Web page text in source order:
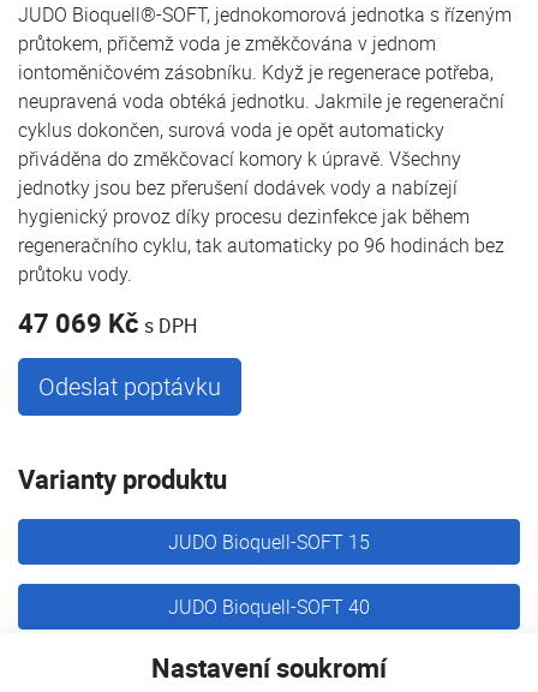
Nastavení soukromí
JUDO Bioquell®-SOFT, jednokomorová jednotka s řízeným
průtokem, přičemž voda je změkčována v jednom
iontoměničovém zásobníku. Když je regenerace potřeba,
neupravená voda obtéká jednotku. Jakmile je regenerační
cyklus dokončen, surová voda je opět automaticky
přiváděna do změkčovací komory k úpravě. Všechny
jednotky jsou bez přerušení dodávek vody a nabízejí
hygienický provoz díky procesu dezinfekce jak během
regeneračního cyklu, tak automaticky po 96 hodinách bez
průtoku vody.
47 069 Kč s DPH
Odeslat poptávku
Varianty produktu
JUDO Bioquell-SOFT 15
JUDO Bioquell-SOFT 40
JUDO Bioquell-SOFT 65